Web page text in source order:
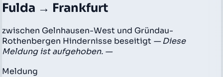
Fulda → Frankfurt
zwischen Gelnhausen-West und Gründau-
Rothenbergen Hindernisse beseitigt — Diese
Meldung ist aufgehoben. —
Meldung